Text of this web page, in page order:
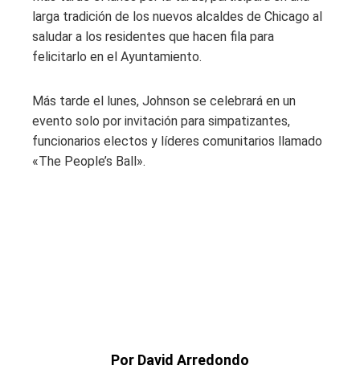
larga tradición de los nuevos alcaldes de Chicago al
saludar a los residentes que hacen fila para
felicitarlo en el Ayuntamiento.
Más tarde el lunes, Johnson se celebrará en un
evento solo por invitación para simpatizantes,
funcionarios electos y líderes comunitarios llamado
«The People’s Ball».
Por David Arredondo